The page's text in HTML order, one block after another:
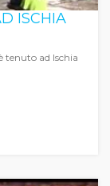
ISCHIA
tenuto ad Ischia